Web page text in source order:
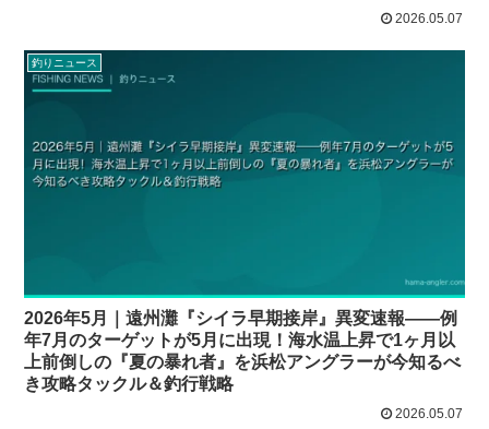
2026.05.07
釣りニュース
2026年5月｜遠州灘『シイラ早期接岸』異変速報——例
年7月のターゲットが5月に出現！海水温上昇で1ヶ月以
上前倒しの『夏の暴れ者』を浜松アングラーが今知るべ
き攻略タックル＆釣行戦略
2026.05.07